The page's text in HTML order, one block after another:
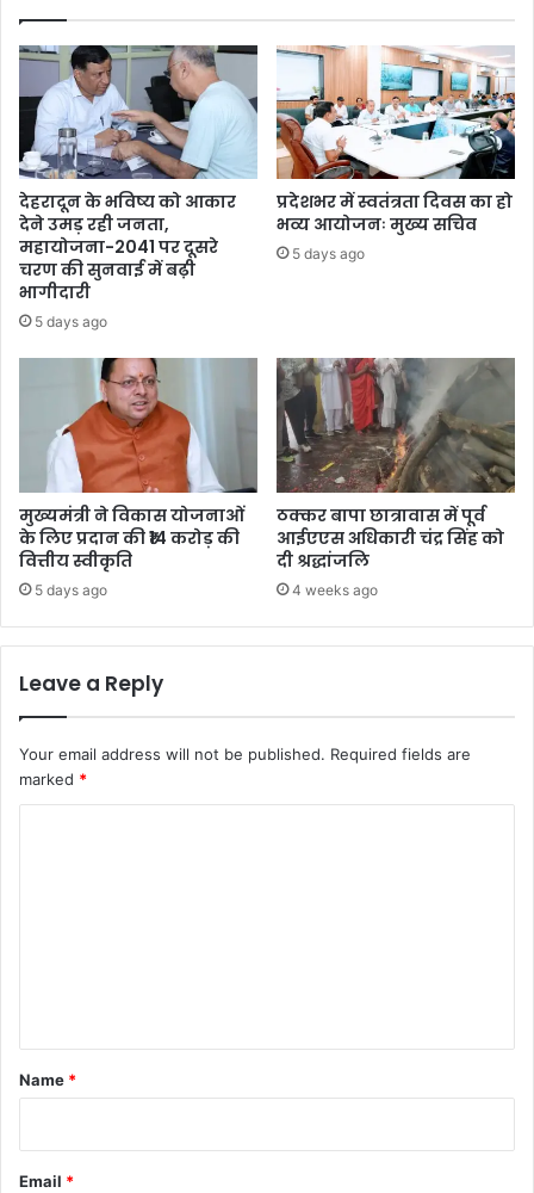
देहरादून के भविष्य को आकार
देने उमड़ रही जनता,
महायोजना-2041 पर दूसरे
चरण की सुनवाई में बढ़ी
भागीदारी
5 days ago
प्रदेशभर में स्वतंत्रता दिवस का हो
भव्य आयोजनः मुख्य सचिव
5 days ago
मुख्यमंत्री ने विकास योजनाओं
के लिए प्रदान की ₹14 करोड़ की
वित्तीय स्वीकृति
5 days ago
ठक्कर बापा छात्रावास में पूर्व
आईएएस अधिकारी चंद्र सिंह को
दी श्रद्धांजलि
4 weeks ago
Leave a Reply
Your email address will not be published. Required fields are
marked *
*
Name *
Email *